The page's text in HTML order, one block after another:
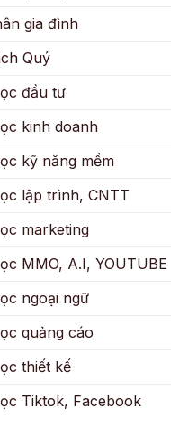
gia đình
Quý
đầu tư
kinh doanh
kỹ năng mềm
lập trình, CNTT
marketing
MMO, A.I, YOUTUBE
ngoại ngữ
quảng cáo
thiết kế
Tiktok, Facebook